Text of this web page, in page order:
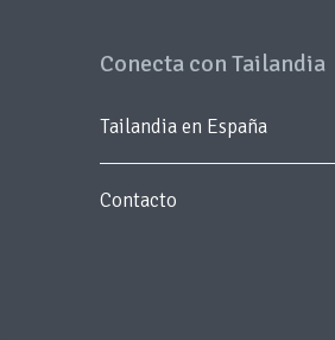
Conecta con Tailandia
Tailandia en España
Contacto